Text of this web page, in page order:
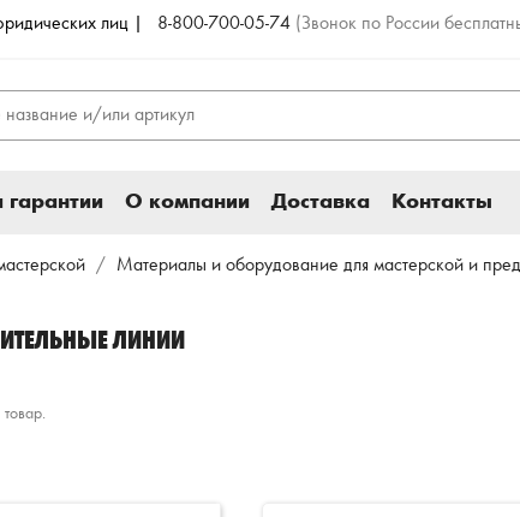
лиц | 8-800-700-05-74 (Звонок по России
гарантии О компании Доставка Контакты
Материалы и оборудование для мастерской и
ЛИНИИ